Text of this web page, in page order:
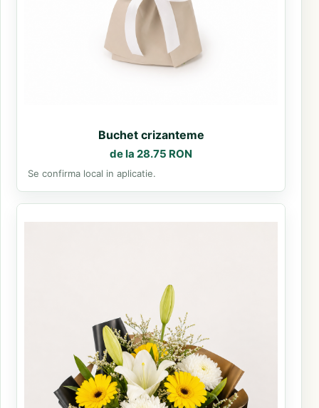
Buchet crizanteme
de la 28.75 RON
Se confirma local in aplicatie.